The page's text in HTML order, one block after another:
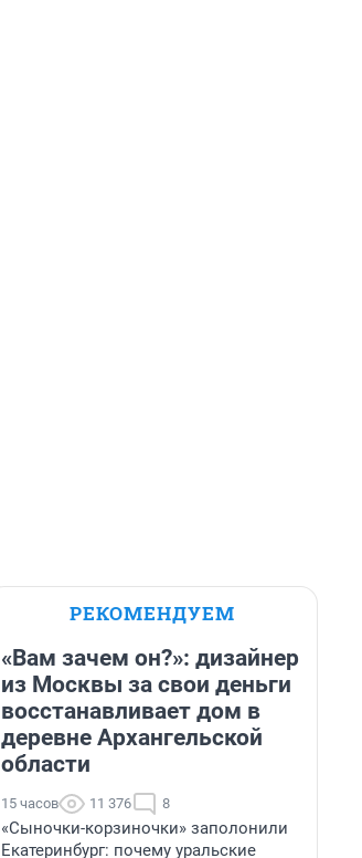
РЕКОМЕНДУЕМ
«Вам зачем он?»: дизайнер
из Москвы за свои деньги
восстанавливает дом в
деревне Архангельской
области
15 часов 11 376 8
«Сыночки-корзиночки» заполонили
Екатеринбург: почему уральские